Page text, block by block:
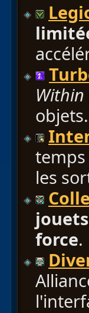
Within
objets.
les
jouets
force.